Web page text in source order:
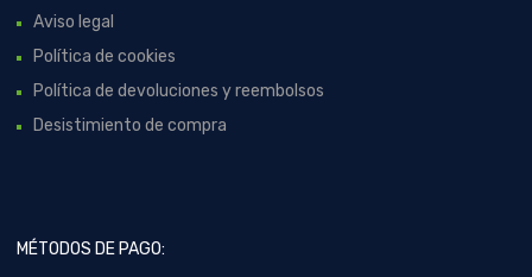
Aviso legal
Política de cookies
Política de devoluciones y reembolsos
Desistimiento de compra
MÉTODOS DE PAGO: